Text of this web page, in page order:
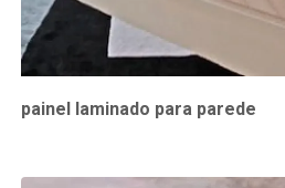
painel laminado para parede